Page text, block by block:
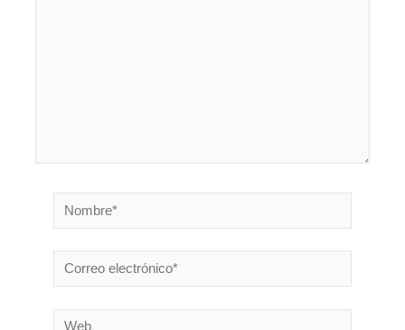
Nombre*
Correo
electrónico*
Web